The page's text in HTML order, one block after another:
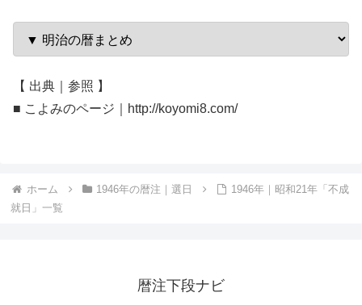
【 出典｜参照 】
■ こよみのページ｜http://koyomi8.com/
ホーム 1946年の暦注｜選日
1946年｜昭和21年「不成
就日」一覧
暦注下段ナビ